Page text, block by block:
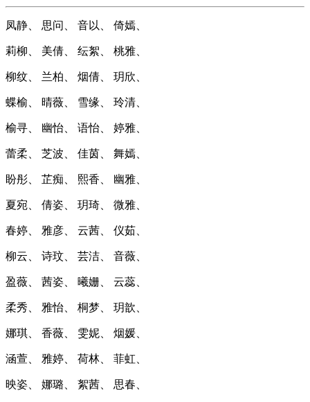
凤静、 思问、 音以、 倚嫣、
莉柳、 美倩、 纭絮、 桃雅、
柳纹、 兰柏、 烟倩、 玥欣、
蝶榆、 晴薇、 雪缘、 玲清、
榆寻、 幽怡、 语怡、 婷雅、
蕾柔、 芝波、 佳茵、 舞嫣、
盼彤、 芷痴、 熙香、 幽雅、
夏宛、 倩姿、 玥琦、 微雅、
春婷、 雅彦、 云茜、 仪茹、
柳云、 诗玟、 芸洁、 音薇、
盈薇、 茜姿、 曦姗、 云蕊、
柔秀、 雅怡、 桐梦、 玥歆、
娜琪、 香薇、 雯妮、 烟媛、
涵萱、 雅婷、 荷林、 菲虹、
映姿、 娜璐、 絮茜、 思春、